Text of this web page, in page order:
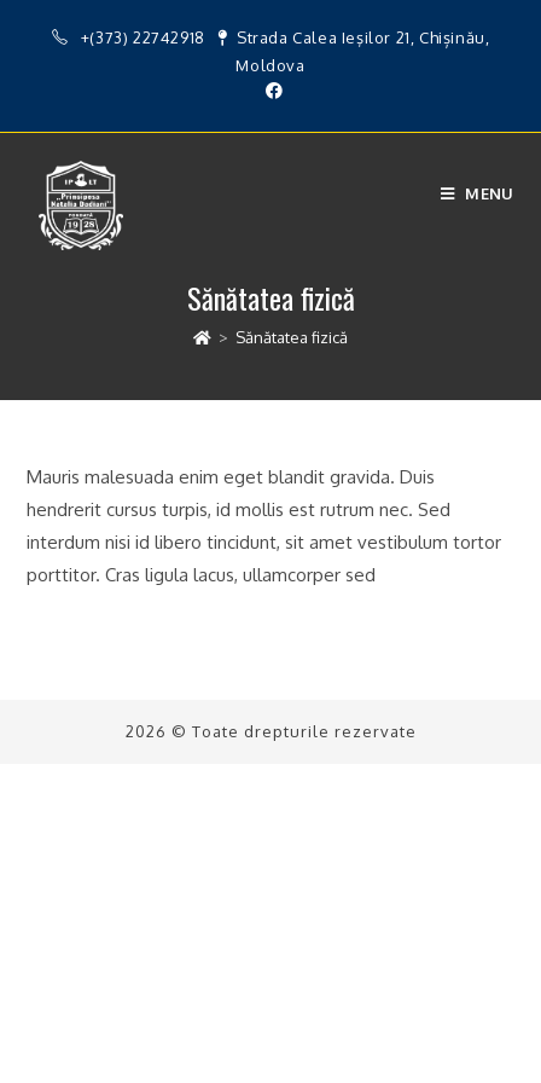
+(373) 22742918
Strada Calea Ieşilor 21, Chișinău,
Moldova
MENU
Sănătatea fizică
> Sănătatea fizică
Mauris malesuada enim eget blandit gravida. Duis
hendrerit cursus turpis, id mollis est rutrum nec. Sed
interdum nisi id libero tincidunt, sit amet vestibulum tortor
porttitor. Cras ligula lacus, ullamcorper sed
2026 © Toate drepturile rezervate